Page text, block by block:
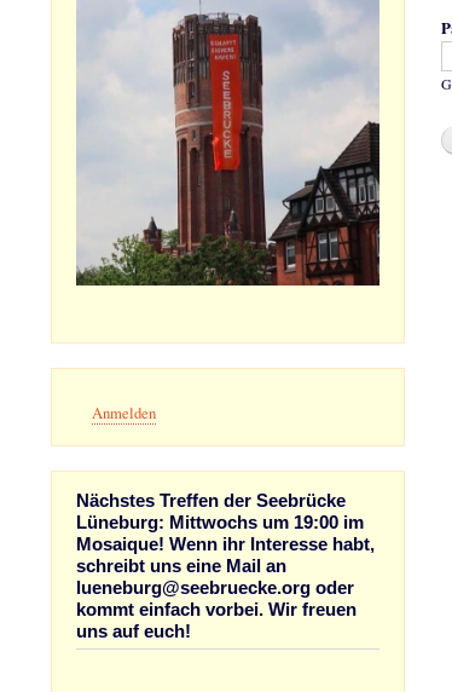
Anmelden
Nächstes Treffen der Seebrücke
Lüneburg: Mittwochs um 19:00 im
Mosaique! Wenn ihr Interesse habt,
schreibt uns eine Mail an
lueneburg@seebruecke.org oder
kommt einfach vorbei. Wir freuen
uns auf euch!